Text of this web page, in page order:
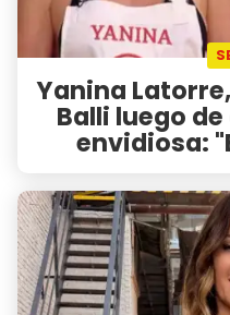
Yanina
Balli luego
envidiosa: